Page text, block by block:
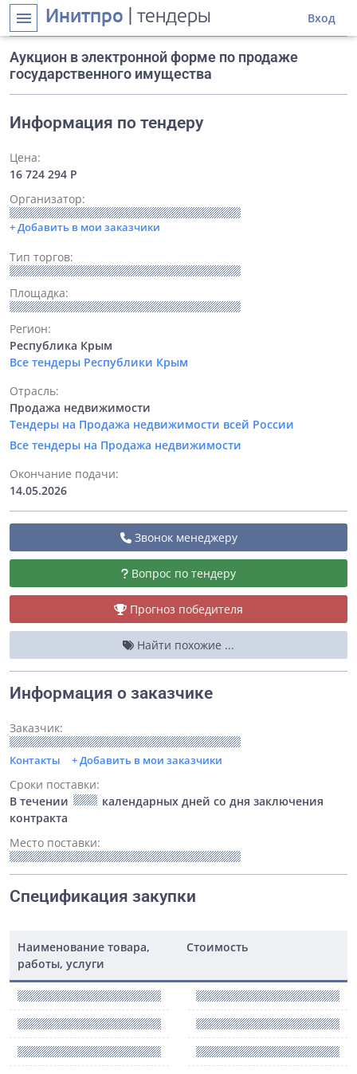
menu Инитпро | тендеры Вход
Аукцион в электронной форме по продаже
государственного имущества
Информация по тендеру
Цена:
16 724 294 Р
Организатор:
+ Добавить в мои заказчики
Тип торгов:
Площадка:
Регион:
Республика Крым
Все тендеры Республики Крым
Отрасль:
Продажа недвижимости
Тендеры на Продажа недвижимости всей России
Все тендеры на Продажа недвижимости
Окончание подачи:
14.05.2026
Звонок менеджеру
Вопрос по тендеру
Прогноз победителя
Найти похожие ...
Информация о заказчике
Заказчик:
Контакты + Добавить в мои заказчики
Сроки поставки:
В течении
календарных дней со дня заключения
контракта
Место поставки:
Спецификация закупки
Наименование товара,
работы, услуги
Стоимость